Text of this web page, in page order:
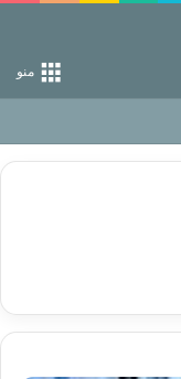
منو
راه خداست‌!